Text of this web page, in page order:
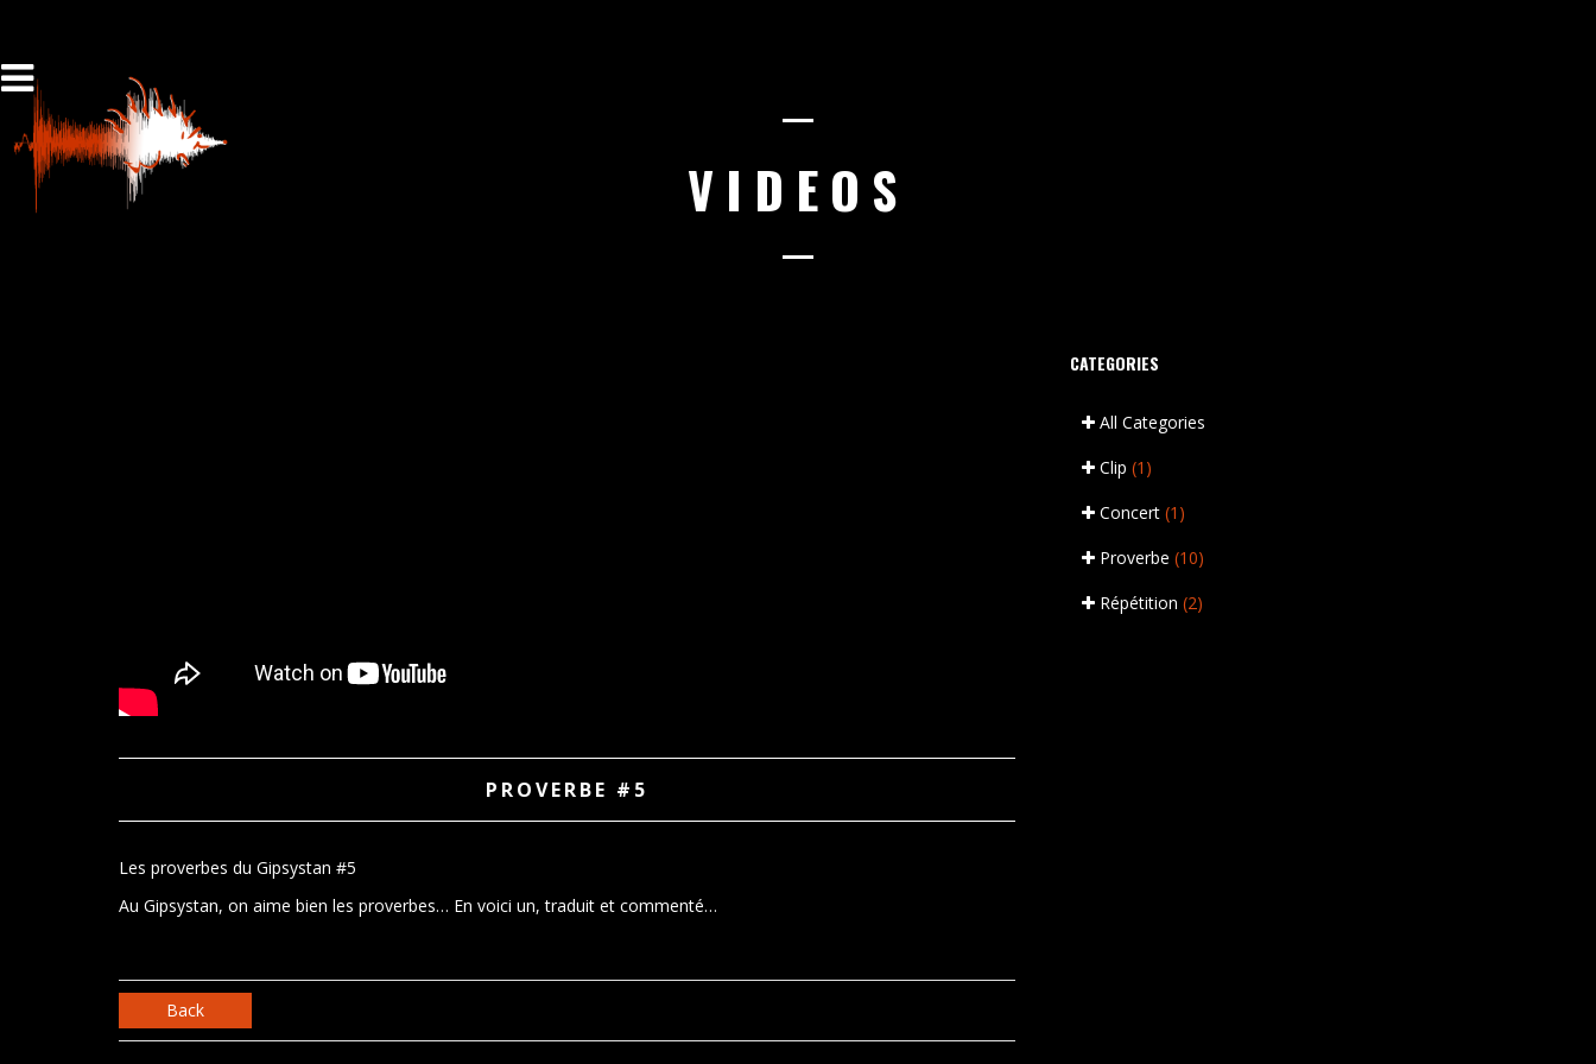
VIDEOS
PROVERBE #5
Les proverbes du Gipsystan #5
Au Gipsystan, on aime bien les proverbes… En voici un, traduit et commenté…
Back
CATEGORIES
All Categories
Clip (1)
Concert (1)
Proverbe (10)
Répétition (2)